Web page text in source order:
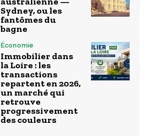
Sydney, ou les
fantômes du
bagne
Économie
Immobilier dans
la Loire : les
transactions
repartent en 2026,
un marché qui
retrouve
progressivement
des couleurs